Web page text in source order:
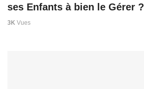
ses Enfants à bien le Gérer ?
3K Vues